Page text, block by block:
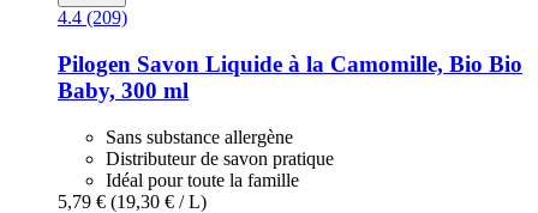
4.4 (209)
Pilogen Savon Liquide à la Camomille, Bio Bio
Baby, 300 ml
Sans substance allergène
Distributeur de savon pratique
Idéal pour toute la famille
5,79 € (19,30 € / L)